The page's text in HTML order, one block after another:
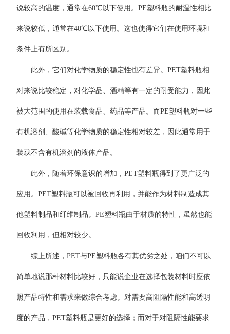
说较高的温度，通常在60℃以下使用。PE塑料瓶的耐温性相比
来说较低，通常在40℃以下使用。这也使得它们在使用环境和
条件上有所区别。
此外，它们对化学物质的稳定性也有差异。PET塑料瓶相
对来说比较稳定，对化学品、酒精等有一定的耐受能力，因此
被大范围的使用在装载食品、药品等产品。而PE塑料瓶对一些
有机溶剂、酸碱等化学物质的稳定性相对较差，因此通常用于
装载不含有机溶剂的液体产品。
此外，随着环保意识的增加，PET塑料瓶得到了更广泛的
应用。PET塑料瓶可以被回收再利用，并能作为材料制造成其
他塑料制品和纤维制品。PE塑料瓶由于材质的特性，虽然也能
回收利用，但相对较少。
综上所述，PET与PE塑料瓶各有其优劣之处，咱们不可以
简单地说那种材料比较好，只能说企业在选择包装材料时应依
照产品特性和需求来做综合考虑。对需要高阻隔性能和高透明
度的产品，PET塑料瓶是更好的选择；而对于对阻隔性能要求